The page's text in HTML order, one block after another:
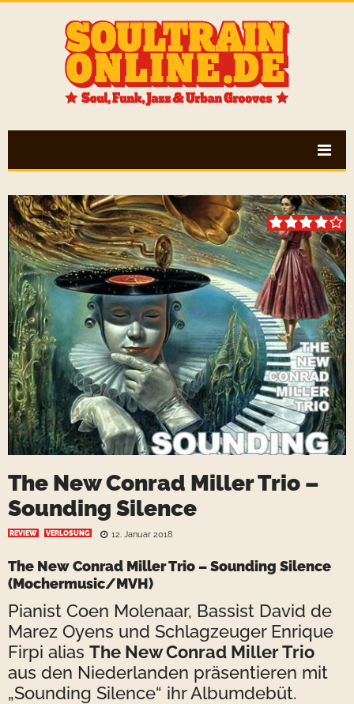
The New Conrad Miller Trio –
Sounding Silence
REVIEW VERLOSUNG 12. Januar 2018
The New Conrad Miller Trio – Sounding Silence
(Mochermusic/MVH)
Pianist Coen Molenaar, Bassist David de
Marez Oyens und Schlagzeuger Enrique
Firpi alias The New Conrad Miller Trio
aus den Niederlanden präsentieren mit
„Sounding Silence“ ihr Albumdebüt.